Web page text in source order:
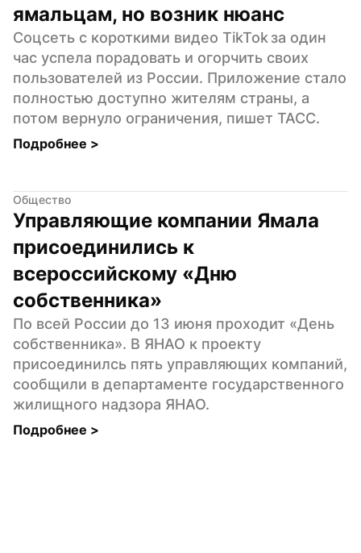
ямальцам, но возник нюанс
Соцсеть с короткими видео TikTok за один
час успела порадовать и огорчить своих
пользователей из России. Приложение стало
полностью доступно жителям страны, а
потом вернуло ограничения, пишет ТАСС.
Подробнее >
Общество
Управляющие компании Ямала
присоединились к
всероссийскому «Дню
собственника»
По всей России до 13 июня проходит «День
собственника». В ЯНАО к проекту
присоединилсь пять управляющих компаний,
сообщили в департаменте государственного
жилищного надзора ЯНАО.
Подробнее >